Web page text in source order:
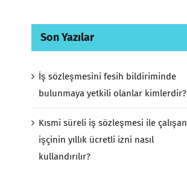
Son Yazılar
İş sözleşmesini fesih bildiriminde
bulunmaya yetkili olanlar kimlerdir?
Kısmi süreli iş sözleşmesi ile çalışan
işçinin yıllık ücretli izni nasıl
kullandırılır?